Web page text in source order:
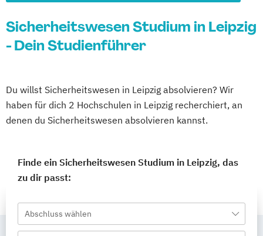
Sicherheitswesen Studium in Leipzig
- Dein Studienführer
Du willst Sicherheitswesen in Leipzig absolvieren? Wir
haben für dich 2 Hochschulen in Leipzig recherchiert, an
denen du Sicherheitswesen absolvieren kannst.
Finde ein Sicherheitswesen Studium in Leipzig, das
zu dir passt:
Abschluss wählen